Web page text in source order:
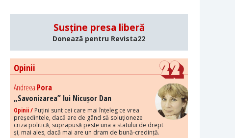
Susține presa liberă
Donează pentru Revista22
Opinii
Andreea Pora
„Savonizarea” lui Nicușor Dan
Opinii / Puțini sunt cei care mai înțeleg ce vrea
președintele, dacă are de gând să soluționeze
criza politică, suprapusă peste una a statului de drept
și, mai ales, dacă mai are un dram de bună-credință.